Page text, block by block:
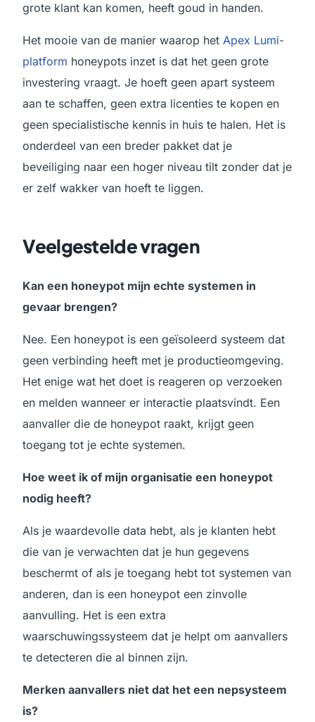
grote klant kan komen, heeft goud in handen.
Het mooie van de manier waarop hetApex Lumi-
platform honeypots inzet is dat het geen grote
investering vraagt. Je hoeft geen apart systeem
aan te schaffen, geen extra licenties te kopen en
geen specialistische kennis in huis te halen. Het is
onderdeel van een breder pakket dat je
beveiliging naar een hoger niveau tilt zonder dat je
er zelf wakker van hoeft te liggen.
Veelgestelde vragen
Kan een honeypot mijn echte systemen in
gevaar brengen?
Nee. Een honeypot is een geïsoleerd systeem dat
geen verbinding heeft met je productieomgeving.
Het enige wat het doet is reageren op verzoeken
en melden wanneer er interactie plaatsvindt. Een
aanvaller die de honeypot raakt, krijgt geen
toegang tot je echte systemen.
Hoe weet ik of mijn organisatie een honeypot
nodig heeft?
Als je waardevolle data hebt, als je klanten hebt
die van je verwachten dat je hun gegevens
beschermt of als je toegang hebt tot systemen van
anderen, dan is een honeypot een zinvolle
aanvulling. Het is een extra
waarschuwingssysteem dat je helpt om aanvallers
te detecteren die al binnen zijn.
Merken aanvallers niet dat het een nepsysteem
is?